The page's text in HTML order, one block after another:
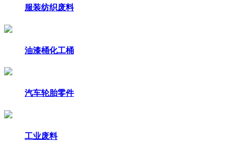
服装纺织废料
油漆桶化工桶
汽车轮胎零件
工业废料